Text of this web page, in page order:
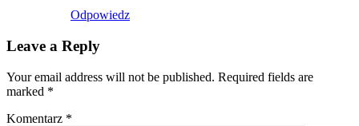
Odpowiedz
Leave a Reply
Your email address will not be published. Required fields are
marked *
Komentarz *